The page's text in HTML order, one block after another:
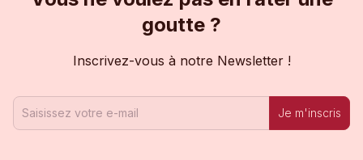
goutte ?
Inscrivez-vous à notre Newsletter !
Je m'inscris